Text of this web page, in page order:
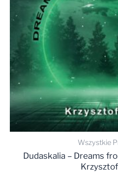
Wszystkie
Dudaskalia – Dreams